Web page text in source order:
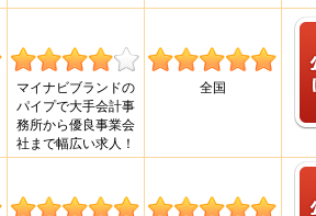
マイナビブランドの
パイプで大手会計事
務所から優良事業会
社まで幅広い求人！
全国